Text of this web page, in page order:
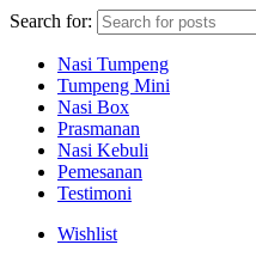
Search for:
Nasi Tumpeng
Tumpeng Mini
Nasi Box
Prasmanan
Nasi Kebuli
Pemesanan
Testimoni
Wishlist